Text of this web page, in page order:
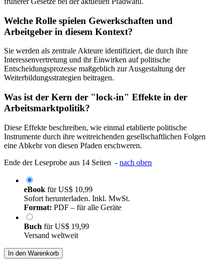
Welche Rolle spielen Gewerkschaften und
Arbeitgeber in diesem Kontext?
Sie werden als zentrale Akteure identifiziert, die durch ihre
Interessenvertretung und ihr Einwirken auf politische
Entscheidungsprozesse maßgeblich zur Ausgestaltung der
Weiterbildungsstrategien beitragen.
Was ist der Kern der "lock-in" Effekte in der
Arbeitsmarktpolitik?
Diese Effekte beschreiben, wie einmal etablierte politische
Instrumente durch ihre weitreichenden gesellschaftlichen Folgen
eine Abkehr von diesen Pfaden erschweren.
Ende der Leseprobe aus 14 Seiten - nach oben
eBook fürUS$ 10,99
Sofort herunterladen. Inkl. MwSt.
Format: PDF – für alle Geräte
Buch fürUS$ 19,99
Versand weltweit
In den Warenkorb